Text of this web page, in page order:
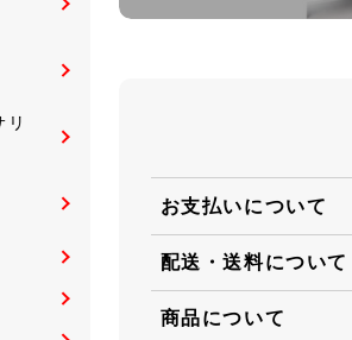
リ
お支払いについて
配送・送料について
商品について